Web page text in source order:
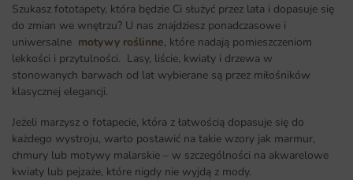
Szukasz fototapety, która będzie Ci służyć przez lata i dopasuje się
do zmian we wnętrzu? U nas znajdziesz ponadczasowe i
uniwersalne motywy roślinne, które nadają pomieszczeniom
lekkości i przytulności. Lasy, liście, kwiaty i drzewa w
stonowanych barwach od lat wybierane są przez miłośników
klasycznej elegancji.
Jeżeli marzysz o fotapecie, która z łatwością dopasuje się do
każdego wystroju, warto postawić na takie wzory jak marmur,
chmury lub motywy malarskie – w szczególności na akwarelowe
kwiaty lub pejzaże, które nigdy nie wyjdą z mody.